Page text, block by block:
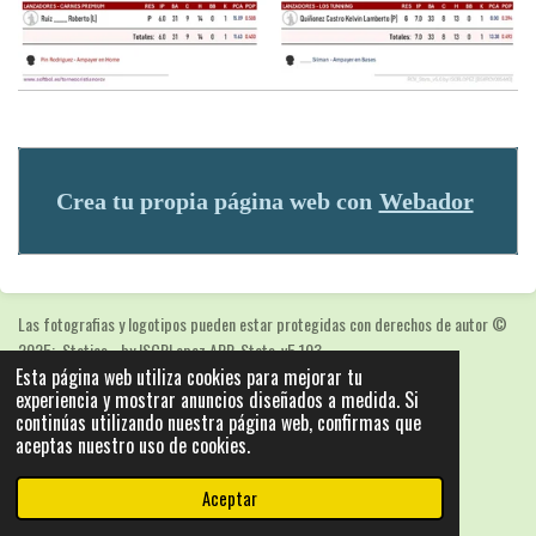
Esta página web utiliza cookies para mejorar tu
experiencia y mostrar anuncios diseñados a medida. Si
continúas utilizando nuestra página web, confirmas que
aceptas nuestro uso de cookies.
Aceptar
Crea tu propia página web con Webador
Las fotografias y logotipos pueden estar protegidas con derechos de autor©
2025: Statics - by ISCRLopez APP_Stats_v5.103
Con la tecnología deWebador